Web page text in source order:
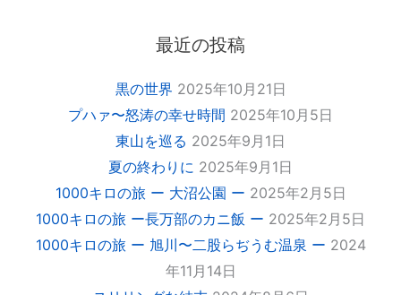
最近の投稿
黒の世界 2025年10月21日
プハァ〜怒涛の幸せ時間 2025年10月5日
東山を巡る 2025年9月1日
夏の終わりに 2025年9月1日
1000キロの旅 ー 大沼公園 ー 2025年2月5日
1000キロの旅 ー長万部のカニ飯 ー 2025年2月5日
1000キロの旅 ー 旭川〜二股らぢうむ温泉 ー 2024
年11月14日